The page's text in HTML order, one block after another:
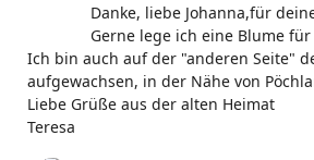
Danke, liebe Johanna,für
Gerne lege ich eine Blume
Ich bin auch auf der "anderen Seite"
aufgewachsen, in der Nähe von
Liebe Grüße aus der alten Heimat
Teresa